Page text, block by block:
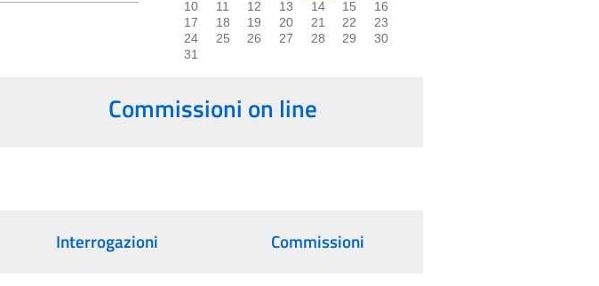
10
11 12 13 14 15
16
17
18 19 20 21 22
23
24
25 26 27 28 29
30
31
Commissioni on line
Interrogazioni Commissioni